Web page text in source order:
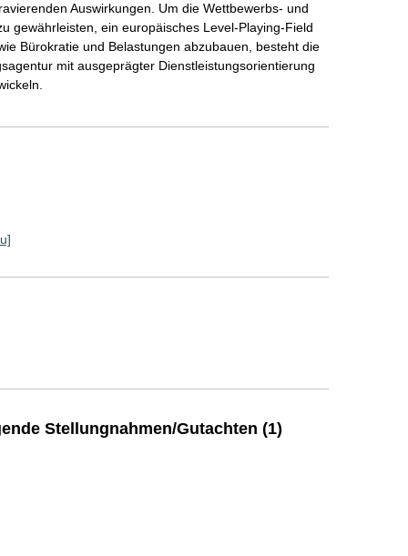
Auswirkungen. Um die Wettbewerbs- und
gewährleisten, ein europäisches Level-Playing-Field
Bürokratie und Belastungen abzubauen, besteht die
mit ausgeprägter Dienstleistungsorientierung
Stellungnahmen/Gutachten (1)